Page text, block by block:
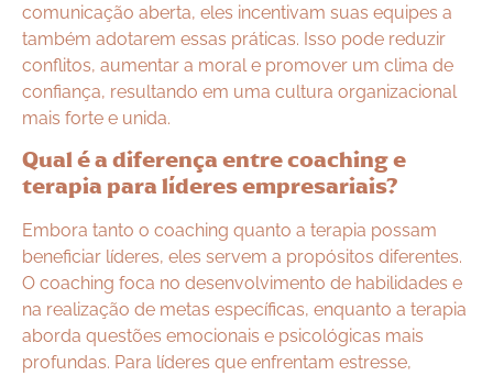
comunicação aberta, eles incentivam suas equipes a
também adotarem essas práticas. Isso pode reduzir
conflitos, aumentar a moral e promover um clima de
confiança, resultando em uma cultura organizacional
mais forte e unida.
Qual é a diferença entre coaching e
terapia para líderes empresariais?
Embora tanto o coaching quanto a terapia possam
beneficiar líderes, eles servem a propósitos diferentes.
O coaching foca no desenvolvimento de habilidades e
na realização de metas específicas, enquanto a terapia
aborda questões emocionais e psicológicas mais
profundas. Para líderes que enfrentam estresse,